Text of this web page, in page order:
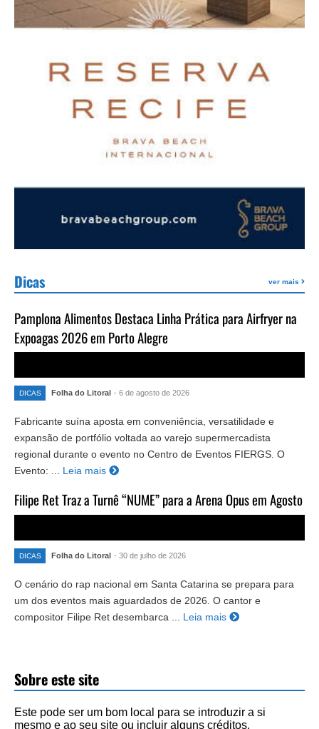
Dicas ver mais
Pamplona Alimentos Destaca Linha Prática para Airfryer na
Expoagas 2026 em Porto Alegre
DICAS Folha do Litoral - 6 de agosto de 2026
Fabricante suína aposta em conveniência, versatilidade e
expansão de portfólio voltada ao varejo supermercadista
regional durante o evento no Centro de Eventos FIERGS. O
Evento: ... Leia mais
Filipe Ret Traz a Turnê “NUME” para a Arena Opus em Agosto
DICAS Folha do Litoral - 30 de julho de 2026
O cenário do rap nacional em Santa Catarina se prepara para
um dos eventos mais aguardados de 2026. O cantor e
compositor Filipe Ret desembarca ...
Leia mais
Sobre este site
Este pode ser um bom local para se introduzir a si
mesmo e ao seu site ou incluir alguns créditos.